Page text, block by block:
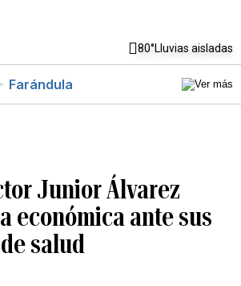
80°Lluvias aisladas
Farándula
Junior Álvarez
económica ante sus
salud